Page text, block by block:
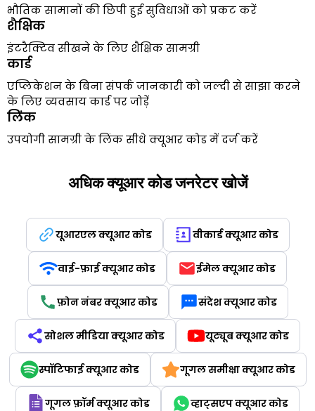
भौतिक सामानों की छिपी हुई सुविधाओं को प्रकट करें
शैक्षिक
इंटरैक्टिव सीखने के लिए शैक्षिक सामग्री
कार्ड
एप्लिकेशन के बिना संपर्क जानकारी को जल्दी से साझा करने
के लिए व्यवसाय कार्ड पर जोड़ें
लिंक
उपयोगी सामग्री के लिंक सीधे क्यूआर कोड में दर्ज करें
अधिक क्यूआर कोड जनरेटर खोजें
यूआरएल क्यूआर कोड वीकार्ड क्यूआर कोड
वाई-फ़ाई क्यूआर कोड ईमेल क्यूआर कोड
फ़ोन नंबर क्यूआर कोड संदेश क्यूआर कोड
सोशल मीडिया क्यूआर कोड यूट्यूब क्यूआर कोड
स्पॉटिफाई क्यूआर कोड गूगल समीक्षा क्यूआर कोड
गूगल फ़ॉर्म क्यूआर कोड व्हाट्सएप क्यूआर कोड